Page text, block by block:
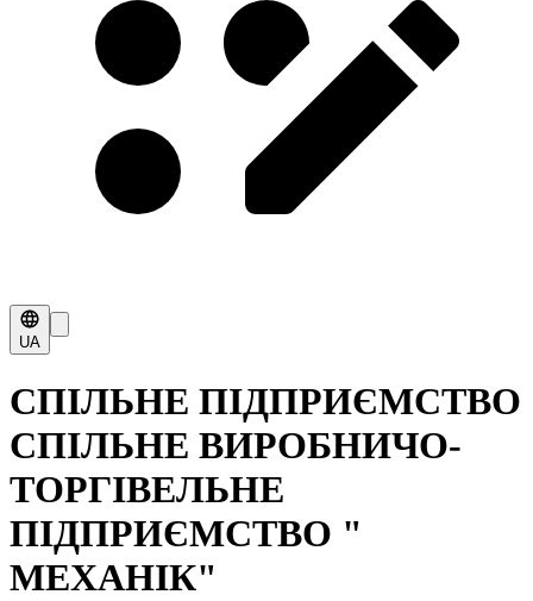
UA
СПІЛЬНЕ ПІДПРИЄМСТВО
СПІЛЬНЕ ВИРОБНИЧО-
ТОРГІВЕЛЬНЕ
ПІДПРИЄМСТВО "
МЕХАНІК"